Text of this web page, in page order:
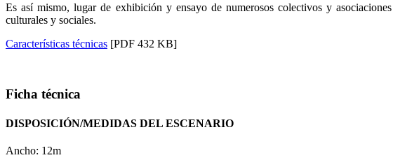
Es así mismo, lugar de exhibición y ensayo de numerosos colectivos y
culturales y sociales.
Características técnicas [PDF 432 KB]
Ficha técnica
DISPOSICIÓN/MEDIDAS DEL ESCENARIO
Ancho: 12m